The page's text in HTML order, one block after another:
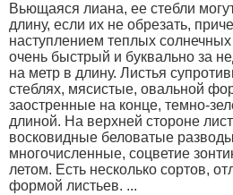
Вьющаяся лиана, ее стебли
длину, если их не обрезать,
наступлением теплых
очень быстрый и буквально за
на метр в длину. Листья
стеблях, мясистые, овальной
заостренные на конце, темно-
длиной. На верхней стороне
восковидные беловатые
многочисленные, соцветие
летом. Есть несколько сортов,
формой листьев. ...